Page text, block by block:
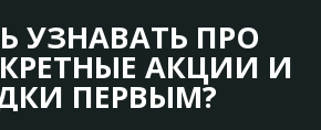
УЗНАВАТЬ ПРО
АКЦИИ И
ПЕРВЫМ?